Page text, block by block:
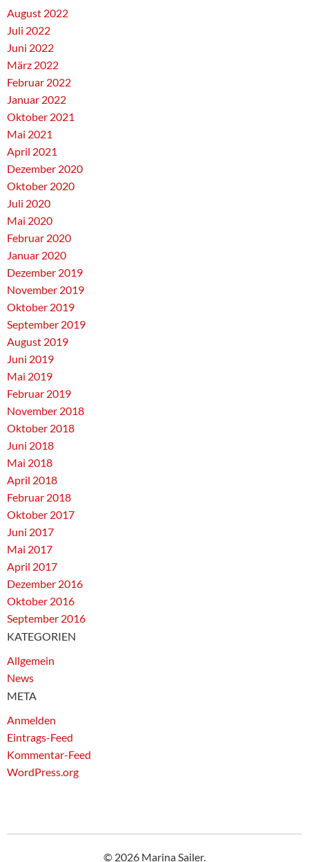
August 2022
Juli 2022
Juni 2022
März 2022
Februar 2022
Januar 2022
Oktober 2021
Mai 2021
April 2021
Dezember 2020
Oktober 2020
Juli 2020
Mai 2020
Februar 2020
Januar 2020
Dezember 2019
November 2019
Oktober 2019
September 2019
August 2019
Juni 2019
Mai 2019
Februar 2019
November 2018
Oktober 2018
Juni 2018
Mai 2018
April 2018
Februar 2018
Oktober 2017
Juni 2017
Mai 2017
April 2017
Dezember 2016
Oktober 2016
September 2016
KATEGORIEN
Allgemein
News
META
Anmelden
Eintrags-Feed
Kommentar-Feed
WordPress.org
© 2026 Marina Sailer.